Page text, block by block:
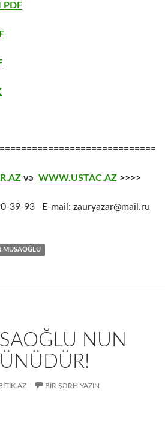
PDF
və WWW.USTAC.AZ >>>>
39-93 E-mail: zauryazar@mail.ru
MUSAOĞLU
NUN
BIR ŞƏRH YAZIN